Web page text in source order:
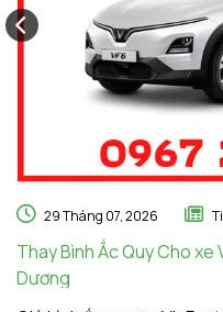
29 Tháng 07, 2026
Thay Bình Ắc Quy Cho xe
Dương